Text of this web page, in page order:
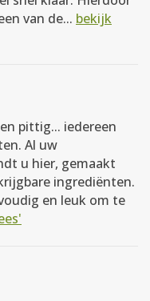
van de... bekijk
pittig... iedereen
Al uw
u hier, gemaakt
ingrediënten.
en leuk om te